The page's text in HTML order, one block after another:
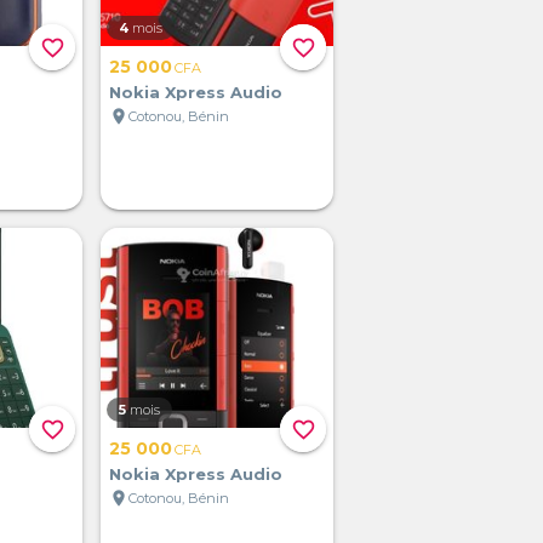
favorite_border favorite_border
4 mois
25 000CFA
Nokia Xpress Audio
location_onCotonou, Bénin
favorite_border favorite_border
5 mois
25 000CFA
Nokia Xpress Audio
location_onCotonou, Bénin